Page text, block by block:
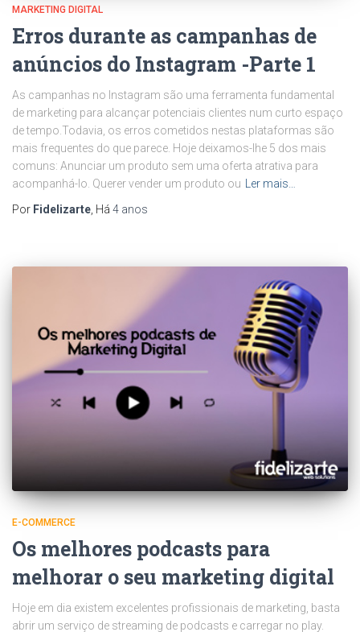
MARKETING DIGITAL
Erros durante as campanhas de
anúncios do Instagram -Parte 1
As campanhas no Instagram são uma ferramenta fundamental
de marketing para alcançar potenciais clientes num curto espaço
de tempo.Todavia, os erros cometidos nestas plataformas são
mais frequentes do que parece. Hoje deixamos-lhe 5 dos mais
comuns: Anunciar um produto sem uma oferta atrativa para
acompanhá-lo. Querer vender um produto ou
Ler mais…
Por Fidelizarte , Há 4 anos
E-COMMERCE
Os melhores podcasts para
melhorar o seu marketing digital
Hoje em dia existem excelentes profissionais de marketing, basta
abrir um serviço de streaming de podcasts e carregar no play.